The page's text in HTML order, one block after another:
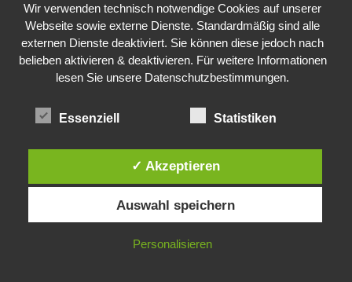
Asien
Australien
Automobil
Business
Diese Website verwendet Cookies. Durch die weitere Nutzung dieser
Website stimmst du der Verwendung von Cookies zu.
IN ORDNUNG
Wir verwenden technisch notwendige Cookies auf unserer
Webseite sowie externe Dienste. Standardmäßig sind alle
externen Dienste deaktiviert. Sie können diese jedoch nach
belieben aktivieren & deaktivieren. Für weitere Informationen
lesen Sie unsere Datenschutzbestimmungen.
Essenziell Statistiken
✓ Akzeptieren
Auswahl speichern
Personalisieren